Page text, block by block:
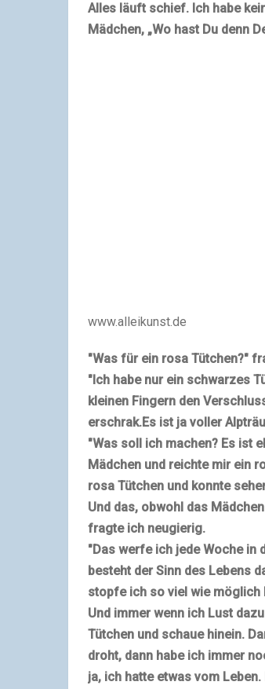
Alles läuft schief. Ich habe
Mädchen, „Wo hast Du denn
www.alleikunst.de
"Was für ein rosa Tütchen?"
"Ich habe nur ein schwarzes
kleinen Fingern den
erschrak.Es ist ja voller
"Was soll ich machen? Es ist
Mädchen und reichte mir ein
rosa Tütchen und konnte
Und das, obwohl das
fragte ich neugierig.
"Das werfe ich jede Woche in
besteht der Sinn des Lebens
stopfe ich so viel wie möglich
Und immer wenn ich Lust
Tütchen und schaue hinein.
droht, dann habe ich immer
ja, ich hatte etwas vom